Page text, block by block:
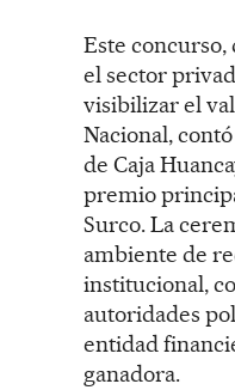
Este
el sector
visibilizar el
Nacional,
de Caja
premio
Surco. La
ambiente de
institucional,
autoridades
entidad
ganadora.